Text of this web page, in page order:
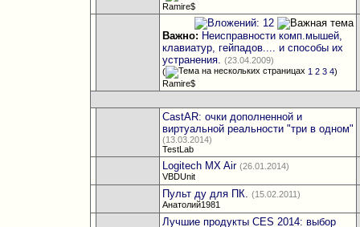
Ramire$
Важно: Неисправности комп.мышей,
клавиатур, гейпадов.... и способы их
устранения. (23.04.2009)
(
1 2 3 4)
Ramire$
CastAR: очки дополненной и
виртуальной реальности "три в одном"
(13.03.2014)
TestLab
Logitech MX Air (26.01.2014)
VBDUnit
Пульт ду для ПК. (15.02.2011)
Анатолий1981
Лучшие продукты CES 2014: выбор